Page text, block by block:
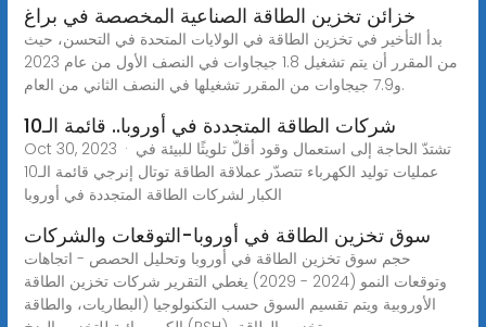
خزائن تخزين الطاقة الصناعية المخصصة في براغ
بدأ التأخير في تخزين الطاقة في الولايات المتحدة في التحسن، حيث
من المقرر أن يتم تشغيل 1.8 جيجاوات في النصف الأول من عام 2023
و7.9 جيجاوات من المقرر تشغيلها في النصف الثاني من العام.
شركات الطاقة المتجددة في أوروبا.. قائمة الـ10
Oct 30, 2023 · تشتدّ الحاجة إلى استعمال وقود أقلّ تلويثًا للبيئة في
عمليات توليد الكهرباء تتصدّر عملاقة الطاقة توتال إنرجي قائمة الـ10
الكبار لشركات الطاقة المتجددة في أوروبا
سوق تخزين الطاقة في أوروبا-التوقعات والشركات
حجم سوق تخزين الطاقة في أوروبا وتحليل الحصص - اتجاهات
وتوقعات النمو (2024 - 2029) يغطي التقرير شركات تخزين الطاقة
الأوروبية ويتم تقسيم السوق حسب التكنولوجيا (البطاريات، والطاقة